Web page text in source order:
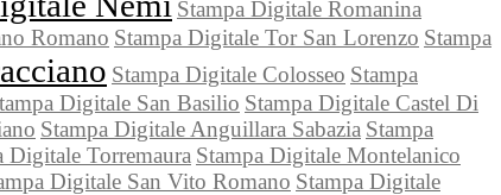
Stampa Digitale Romanina
Romano Stampa Digitale Tor San Lorenzo Stampa
Stampa Digitale Colosseo Stampa
Digitale San Basilio Stampa Digitale Castel Di
Stampa Digitale Anguillara Sabazia Stampa
Digitale Torremaura Stampa Digitale Montelanico
Digitale San Vito Romano Stampa Digitale